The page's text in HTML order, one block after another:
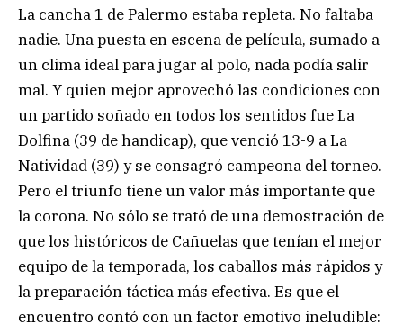
La cancha 1 de Palermo estaba repleta. No faltaba
nadie. Una puesta en escena de película, sumado a
un clima ideal para jugar al polo, nada podía salir
mal. Y quien mejor aprovechó las condiciones con
un partido soñado en todos los sentidos fue La
Dolfina (39 de handicap), que venció 13-9 a La
Natividad (39) y se consagró campeona del torneo.
Pero el triunfo tiene un valor más importante que
la corona. No sólo se trató de una demostración de
que los históricos de Cañuelas que tenían el mejor
equipo de la temporada, los caballos más rápidos y
la preparación táctica más efectiva. Es que el
encuentro contó con un factor emotivo ineludible: